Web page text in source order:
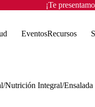
¡Te
EventosRecursos
Nutrición Integral